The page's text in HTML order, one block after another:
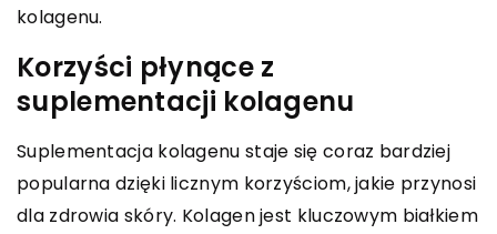
kolagenu.
Korzyści płynące z
suplementacji kolagenu
Suplementacja kolagenu staje się coraz bardziej
popularna dzięki licznym korzyściom, jakie przynosi
dla zdrowia skóry. Kolagen jest kluczowym białkiem